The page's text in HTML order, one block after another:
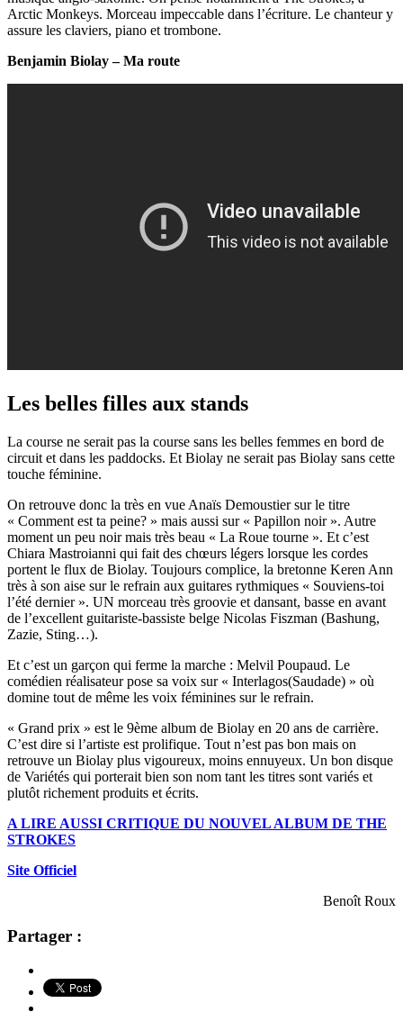
Arctic Monkeys. Morceau impeccable dans l’écriture. Le chanteur y
assure les claviers, piano et trombone.
Benjamin Biolay – Ma route
Les belles filles aux stands
La course ne serait pas la course sans les belles femmes en bord de
circuit et dans les paddocks. Et Biolay ne serait pas Biolay sans cette
touche féminine.
On retrouve donc la très en vue Anaïs Demoustier sur le titre
« Comment est ta peine? » mais aussi sur « Papillon noir ». Autre
moment un peu noir mais très beau « La Roue tourne ». Et c’est
Chiara Mastroianni qui fait des chœurs légers lorsque les cordes
portent le flux de Biolay. Toujours complice, la bretonne Keren Ann
très à son aise sur le refrain aux guitares rythmiques « Souviens-toi
l’été dernier ». UN morceau très groovie et dansant, basse en avant
de l’excellent guitariste-bassiste belge Nicolas Fiszman (Bashung,
Zazie, Sting…).
Et c’est un garçon qui ferme la marche : Melvil Poupaud. Le
comédien réalisateur pose sa voix sur « Interlagos(Saudade) » où
domine tout de même les voix féminines sur le refrain.
« Grand prix » est le 9ème album de Biolay en 20 ans de carrière.
C’est dire si l’artiste est prolifique. Tout n’est pas bon mais on
retrouve un Biolay plus vigoureux, moins ennuyeux. Un bon disque
de Variétés qui porterait bien son nom tant les titres sont variés et
plutôt richement produits et écrits.
A LIRE AUSSI CRITIQUE DU NOUVEL ALBUM DE THE
STROKES
Site Officiel
Benoît Roux
Partager :